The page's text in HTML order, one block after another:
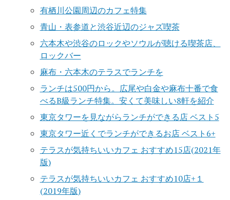
有栖川公園周辺のカフェ特集
青山・表参道と渋谷近辺のジャズ喫茶
六本木や渋谷のロックやソウルが聴ける喫茶店、
ロックバー
麻布・六本木のテラスでランチを
ランチは500円から。広尾や白金や麻布十番で食
べるB級ランチ特集。安くて美味しい8軒を紹介
東京タワーを見ながらランチができる店 ベスト5
東京タワー近くでランチができるお店 ベスト6+
テラスが気持ちいいカフェ おすすめ15店(2021年
版)
テラスが気持ちいいカフェ おすすめ10店+１
(2019年版)